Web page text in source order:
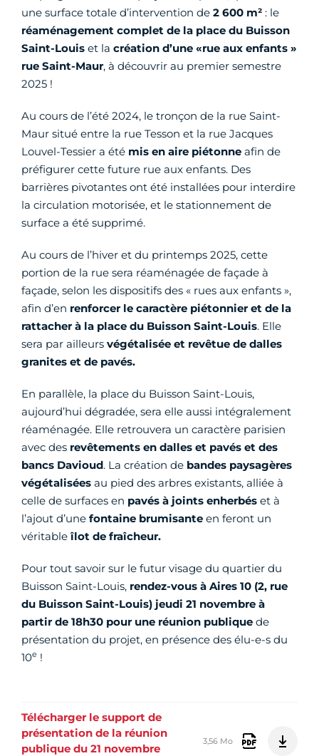
une surface totale d’intervention de 2 600 m² : le
réaménagement complet de la place du Buisson
Saint-Louis et la création d’une «rue aux enfants »
rue Saint-Maur, à découvrir au premier semestre
2025 !
Au cours de l’été 2024, le tronçon de la rue Saint-
Maur situé entre la rue Tesson et la rue Jacques
Louvel-Tessier a été mis en aire piétonne afin de
préfigurer cette future rue aux enfants. Des
barrières pivotantes ont été installées pour interdire
la circulation motorisée, et le stationnement de
surface a été supprimé.
Au cours de l’hiver et du printemps 2025, cette
portion de la rue sera réaménagée de façade à
façade, selon les dispositifs des « rues aux enfants »,
afin d’en renforcer le caractère piétonnier et de la
rattacher à la place du Buisson Saint-Louis. Elle
sera par ailleurs végétalisée et revêtue de dalles
granites et de pavés.
En parallèle, la place du Buisson Saint-Louis,
aujourd’hui dégradée, sera elle aussi intégralement
réaménagée. Elle retrouvera un caractère parisien
avec des revêtements en dalles et pavés et des
bancs Davioud. La création de bandes paysagères
végétalisées au pied des arbres existants, alliée à
celle de surfaces en pavés à joints enherbés et à
l’ajout d’une fontaine brumisante en feront un
véritableîlot de fraîcheur.
Pour tout savoir sur le futur visage du quartier du
Buisson Saint-Louis, rendez-vous à Aires 10 (2, rue
du Buisson Saint-Louis) jeudi 21 novembre à
partir de 18h30 pour une réunion publique de
présentation du projet, en présence des élu-e-s du
10e !
Télécharger le support de
présentation de la réunion
publique du 21 novembre
3,56 Mo